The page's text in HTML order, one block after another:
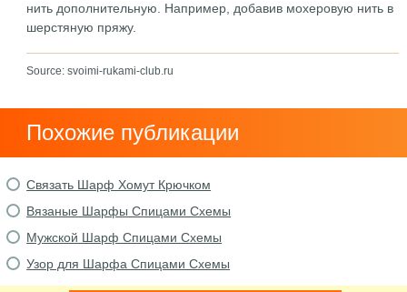
нить дополнительную. Например, добавив мохеровую нить в
шерстяную пряжу.
Source: svoimi-rukami-club.ru
Похожие публикации
Связать Шарф Хомут Крючком
Вязаные Шарфы Спицами Схемы
Мужской Шарф Спицами Схемы
Узор для Шарфа Спицами Схемы